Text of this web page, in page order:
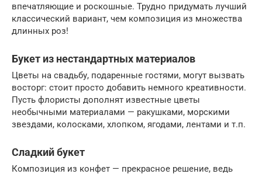
впечатляющие и роскошные. Трудно придумать лучший
классический вариант, чем композиция из множества
длинных роз!
Букет из нестандартных материалов
Цветы на свадьбу, подаренные гостями, могут вызвать
восторг: стоит просто добавить немного креативности.
Пусть флористы дополнят известные цветы
необычными материалами — ракушками, морскими
звездами, колосками, хлопком, ягодами, лентами и т.п.
Сладкий букет
Композиция из конфет — прекрасное решение, ведь